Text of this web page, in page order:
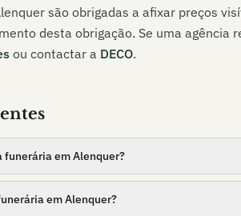
são obrigadas a afixar preços
desta obrigação. Se uma agência
ou contactar a DECO.
funerária em Alenquer?
em Alenquer?